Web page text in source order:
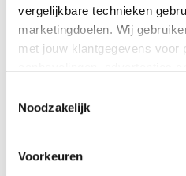
vergelijkbare technieken
marketingdoelen. Wij
met jouw klantgegevens voor
ervaringen: je eigen DTDD
aanbevelingen,
dtdd.nl (relevante
Noodzakelijk
Voorkeuren